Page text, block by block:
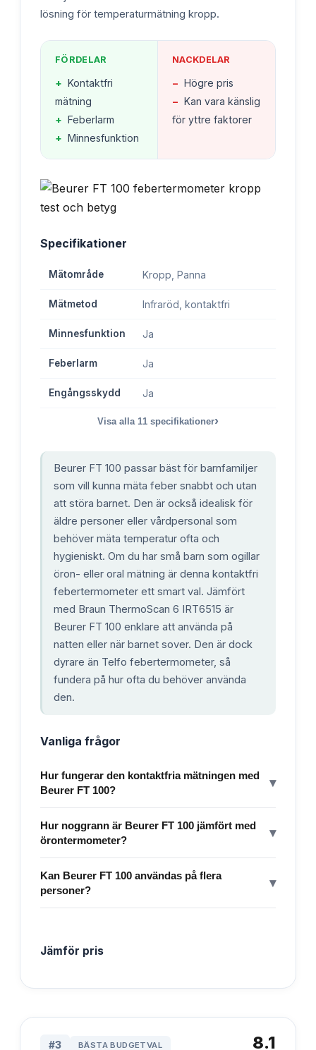
lösning för temperaturmätning kropp.
FÖRDELAR
+ Kontaktfri
mätning
+ Feberlarm
+ Minnesfunktion
NACKDELAR
− Högre pris
− Kan vara känslig
för yttre faktorer
Specifikationer
Mätområde Kropp, Panna
Mätmetod Infraröd, kontaktfri
Minnesfunktion Ja
Feberlarm Ja
Engångsskydd Ja
Visa alla 11 specifikationer›
Beurer FT 100 passar bäst för barnfamiljer
som vill kunna mäta feber snabbt och utan
att störa barnet. Den är också idealisk för
äldre personer eller vårdpersonal som
behöver mäta temperatur ofta och
hygieniskt. Om du har små barn som ogillar
öron- eller oral mätning är denna kontaktfri
febertermometer ett smart val. Jämfört
med Braun ThermoScan 6 IRT6515 är
Beurer FT 100 enklare att använda på
natten eller när barnet sover. Den är dock
dyrare än Telfo febertermometer, så
fundera på hur ofta du behöver använda
den.
Vanliga frågor
Hur fungerar den kontaktfria mätningen med
Beurer FT 100?
▾
Hur noggrann är Beurer FT 100 jämfört med
örontermometer?
▾
Kan Beurer FT 100 användas på flera
personer?
▾
Jämför pris
#3 BÄSTA BUDGETVAL 8.1